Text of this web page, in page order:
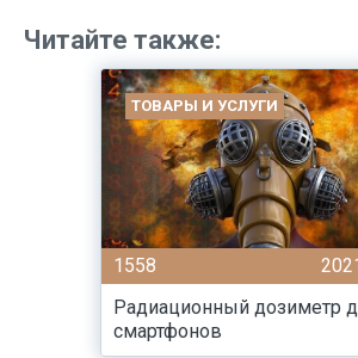
Читайте также:
ТОВАРЫ И УСЛУГИ
1558
Радиационный дозиметр
смартфонов